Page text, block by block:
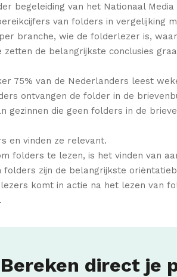
begeleiding van het Nationaal
van folders in vergelijking
branche, wie de folderlezer is,
de belangrijkste conclusies
75% van de Nederlanders leest
ontvangen de folder in de
gezinnen die geen folders in de
en vinden ze relevant.
folders te lezen, is het vinden van
folders zijn de belangrijkste
komt in actie na het lezen van
Bereken direct je